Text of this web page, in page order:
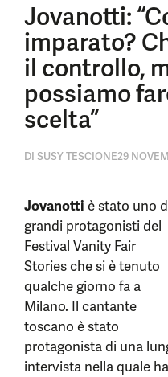
Jovanotti:
imparato?
il controllo,
possiamo
scelta”
DI SUSY TESCIONE29
Jovanotti è stato uno
grandi protagonisti del
Festival Vanity Fair
Stories che si è tenuto
qualche giorno fa a
Milano. Il cantante
toscano è stato
protagonista di una
intervista nella quale ha